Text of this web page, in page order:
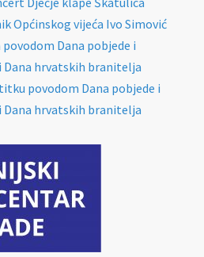
Općinskog vijeća Ivo Simović
Dana pobjede i
hrvatskih branitelja
povodom Dana pobjede i
hrvatskih branitelja